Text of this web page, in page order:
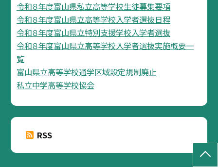
令和８年度富山県私立高等学校生徒募集要項
令和８年度富山県立高等学校入学者選抜日程
令和８年度富山県立特別支援学校入学者選抜
令和８年度富山県立高等学校入学者選抜実施概要一
覧
富山県立高等学校通学区域設定規制廃止
私立中学高等学校協会
RSS